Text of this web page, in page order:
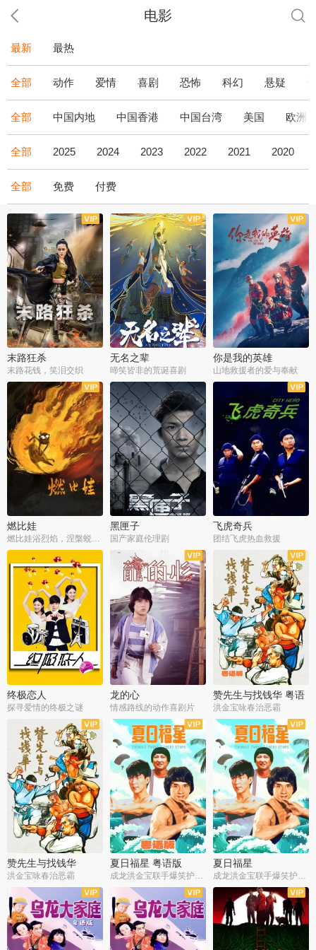
电影
最新 最热
全部 动作 爱情 喜剧 恐怖 科幻 悬疑
全部 中国内地 中国香港 中国台湾 美国 欧洲
全部 2025 2024 2023 2022 2021 2020
全部 免费 付费
末路狂杀
末路花钱，笑泪交织
无名之辈
啼笑皆非的荒诞喜剧
你是我的英雄
山地救援者的爱与奉献
燃比娃
燃比娃浴烈焰，涅槃蜕变成人
黑匣子
国产家庭伦理剧
飞虎奇兵
团结飞虎热血救援
终极恋人
探寻爱情的终极之谜
龙的心
情感路线的动作喜剧片
赞先生与找钱华 粤语
版
洪金宝咏春治恶霸
赞先生与找钱华
洪金宝咏春治恶霸
夏日福星 粤语版
成龙洪金宝联手爆笑护美女
夏日福星
成龙洪金宝联手爆笑护美女